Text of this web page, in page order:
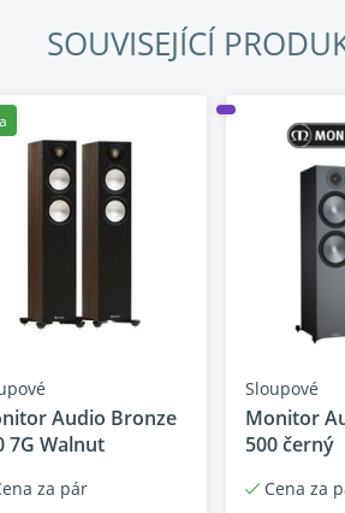
SOUVISEJÍCÍ
Audio Bronze
7G Walnut
za pár
Sloupové
Monitor
500 černý
Cena za